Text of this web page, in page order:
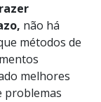
não há
métodos de
melhores
problemas